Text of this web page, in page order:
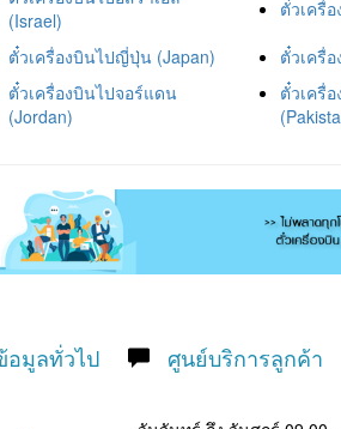
(Israel)
ตั๋วเครื่
ตั๋วเครื่องบินไปญี่ปุ่น (Japan)
ตั๋วเครื่
ตั๋วเครื่องบินไปจอร์แดน
(Jordan)
ตั๋วเครื่
อมูลทั่วไป ศูนย์บริการลูกค้า